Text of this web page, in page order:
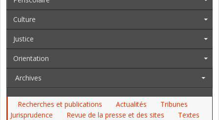
Culture
Justice
Orientation
Archives
Recherches et publications Actualités
Tribunes
Jurisprudence
Revue de la presse et des sites
Textes